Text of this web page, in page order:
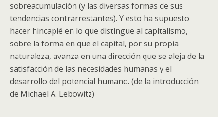
sobreacumulación (y las diversas formas de sus
tendencias contrarrestantes). Y esto ha supuesto
hacer hincapié en lo que distingue al capitalismo,
sobre la forma en que el capital, por su propia
naturaleza, avanza en una dirección que se aleja de la
satisfacción de las necesidades humanas y el
desarrollo del potencial humano. (de la introducción
de Michael A. Lebowitz)